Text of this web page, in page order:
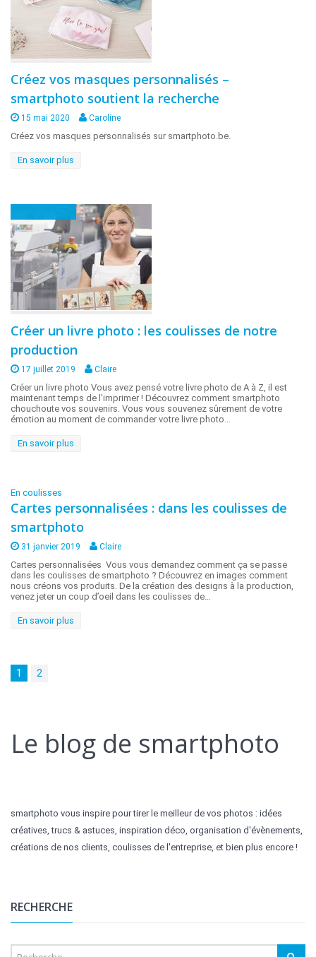
Créez vos masques personnalisés –
smartphoto soutient la recherche
15 mai 2020 Caroline
Créez vos masques personnalisés sur smartphoto.be.
En savoir plus
Créer un livre photo : les coulisses de notre
production
17 juillet 2019 Claire
Créer un livre photo Vous avez pensé votre livre photo de A à Z, il est
maintenant temps de l’imprimer ! Découvrez comment smartphoto
chouchoute vos souvenirs. Vous vous souvenez sûrement de votre
émotion au moment de commander votre livre photo…
En savoir plus
En coulisses
Cartes personnalisées : dans les coulisses de
smartphoto
31 janvier 2019 Claire
Cartes personnalisées Vous vous demandez comment ça se passe
dans les coulisses de smartphoto ? Découvrez en images comment
nous créons vos produits. De la création des designs à la production,
venez jeter un coup d’oeil dans les coulisses de…
En savoir plus
1 2
Le blog de smartphoto
smartphoto vous inspire pour tirer le meilleur de vos photos : idées
créatives, trucs & astuces, inspiration déco, organisation d'évènements,
créations de nos clients, coulisses de l'entreprise, et bien plus encore !
RECHERCHE